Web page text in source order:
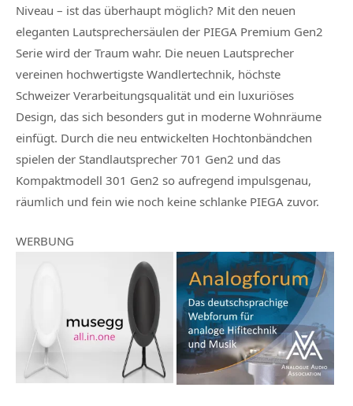
Niveau – ist das überhaupt möglich? Mit den neuen
eleganten Lautsprechersäulen der PIEGA Premium Gen2
Serie wird der Traum wahr. Die neuen Lautsprecher
vereinen hochwertigste Wandlertechnik, höchste
Schweizer Verarbeitungsqualität und ein luxuriöses
Design, das sich besonders gut in moderne Wohnräume
einfügt. Durch die neu entwickelten Hochtonbändchen
spielen der Standlautsprecher 701 Gen2 und das
Kompaktmodell 301 Gen2 so aufregend impulsgenau,
räumlich und fein wie noch keine schlanke PIEGA zuvor.
WERBUNG